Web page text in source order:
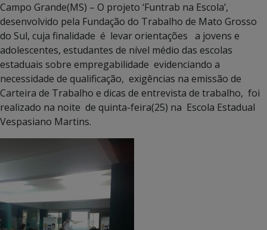
Campo Grande(MS) – O projeto ‘Funtrab na Escola’,
desenvolvido pela Fundação do Trabalho de Mato Grosso
do Sul, cuja finalidade é levar orientações a jovens e
adolescentes, estudantes de nível médio das escolas
estaduais sobre empregabilidade evidenciando a
necessidade de qualificação, exigências na emissão de
Carteira de Trabalho e dicas de entrevista de trabalho, foi
realizado na noite de quinta-feira(25) na Escola Estadual
Vespasiano Martins.